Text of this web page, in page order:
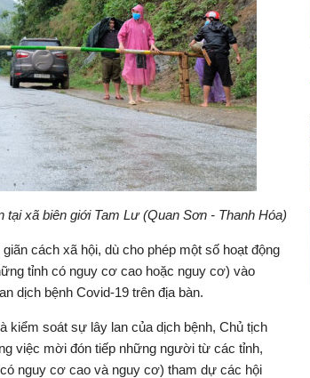
xã biên giới Tam Lư (Quan Sơn - Thanh Hóa)
cách xã hội, dù cho phép một số hoạt động
tỉnh có nguy cơ cao hoặc nguy cơ) vào
dịch bệnh Covid-19 trên địa bàn.
kiểm soát sự lây lan của dịch bệnh, Chủ tịch
việc mời đón tiếp những người từ các tỉnh,
nguy cơ cao và nguy cơ) tham dự các hội